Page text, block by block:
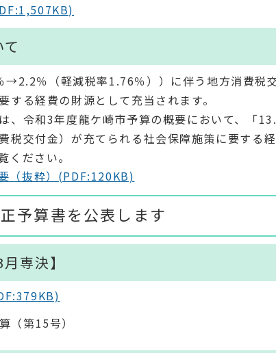
→2.2％（軽減税率1.76％））に伴う地方消費税
する経費の財源として充当されます。
、令和3年度龍ケ崎市予算の概要において、「
税交付金）が充てられる社会保障施策に要する
ください。
（抜粋）(PDF:120KB)
予算書を公表します
専決】
第15号）